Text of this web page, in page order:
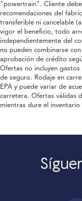
"powertrain". Cliente
recomendaciones del
transferible ni cancelable
vigor el beneficio, todo
independientemente del
no pueden combinarse
aprobación de crédito
Ofertas no incluyen
de seguro. Rodaje en
EPA y puede variar de
carretera. Ofertas válidas
mientras dure el inventario